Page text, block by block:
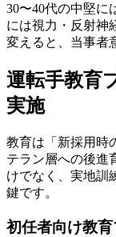
30〜40代の中堅に
には視力・反射神
変えると、当事者
運転手教育
実施
教育は「新採用時
テラン層への後進
けでなく、実地訓
鍵です。
初任者向け教